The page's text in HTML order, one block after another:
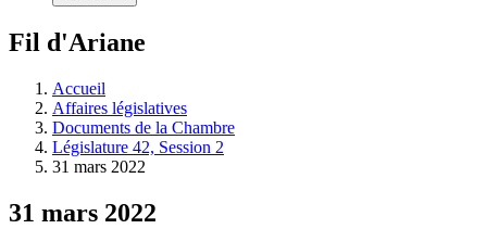
à
à
législative.
Fil d'Ariane
Accueil
Affaires législatives
Documents de la Chambre
Législature 42, Session 2
31 mars 2022
31 mars 2022